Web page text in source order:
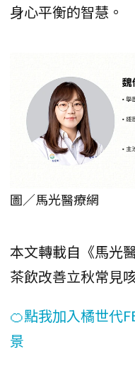
身心平衡的智慧。
圖／馬光醫療網
本文轉載自《馬光
茶飲改善立秋常見
🍊點我加入橘世代
景